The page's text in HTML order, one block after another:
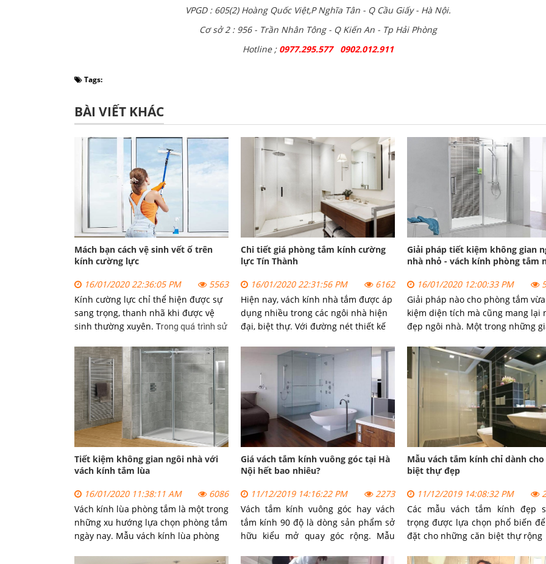
VPGD : 605(2) Hoàng Quốc Việt,P Nghĩa Tân - Q Cầu Giấy - Hà Nội.
Cơ sở 2 : 956 - Trần Nhân Tông - Q Kiến An - Tp Hải Phòng
Hotline ; 0977.295.577 0902.012.911
Tags:
BÀI VIẾT KHÁC
Mách bạn cách vệ sinh vết ố trên
kính cường lực
16/01/2020 22:36:05 PM
5563
Kính cường lực chỉ thể hiện được sự
sang trọng, thanh nhã khi được vệ
sinh thường xuyên. Trong quá trình sử
sinh cho kính cũng rất quan trọng.
Chi tiết giá phòng tắm kính cường
lực Tín Thành
16/01/2020 22:31:56 PM
6162
Hiện nay, vách kính nhà tắm được áp
dụng nhiều trong các ngôi nhà hiện
đại, biệt thự. Với đường nét thiết kế
mang lại những trải nghiệm thư giãn
khi sử vách kính phòng tắm.
Giải pháp tiết kiệm không gian
nhà nhỏ - vách kính phòng tắm
16/01/2020 12:00:33 PM
Giải pháp nào cho phòng tắm
kiệm diện tích mà cũng mang lại
đẹp ngôi nhà. Một trong những
tắm nhỏ.
Tiết kiệm không gian ngôi nhà với
vách kính tắm lùa
16/01/2020 11:38:11 AM
6086
Vách kính lùa phòng tắm là một trong
những xu hướng lựa chọn phòng tắm
ngày nay. Mẫu vách kính lùa phòng
Giá vách tắm kính vuông góc tại Hà
Nội hết bao nhiêu?
11/12/2019 14:16:22 PM
2273
Vách tắm kính vuông góc hay vách
tắm kính 90 độ là dòng sản phẩm sở
hữu kiểu mở quay góc rộng. Mẫu
Mẫu vách tắm kính chỉ dành cho
biệt thự đẹp
11/12/2019 14:08:32 PM
Các mẫu vách tắm kính đẹp
trọng được lựa chọn phổ biến
đặt cho những căn biệt thự rộng